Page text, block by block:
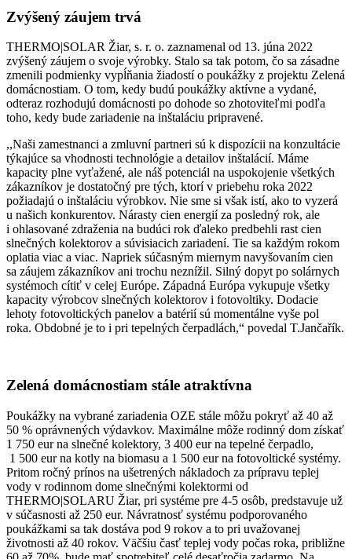
Zvýšený záujem trvá
THERMO|SOLAR Žiar, s. r. o. zaznamenal od 13. júna 2022
zvýšený záujem o svoje výrobky. Stalo sa tak potom, čo sa zásadne
zmenili podmienky vypĺňania žiadostí o poukážky z projektu Zelená
domácnostiam. O tom, kedy budú poukážky aktívne a vydané,
odteraz rozhodujú domácnosti po dohode so zhotoviteľmi podľa
toho, kedy bude zariadenie na inštaláciu pripravené.
,,Naši zamestnanci a zmluvní partneri sú k dispozícii na konzultácie
týkajúce sa vhodnosti technológie a detailov inštalácií. Máme
kapacity plne vyťažené, ale náš potenciál na uspokojenie všetkých
zákazníkov je dostatočný pre tých, ktorí v priebehu roka 2022
požiadajú o inštaláciu výrobkov. Nie sme si však istí, ako to vyzerá
u našich konkurentov. Nárasty cien energií za posledný rok, ale
i ohlasované zdraženia na budúci rok ďaleko predbehli rast cien
slnečných kolektorov a súvisiacich zariadení. Tie sa každým rokom
oplatia viac a viac. Napriek súčasným miernym navyšovaním cien
sa záujem zákazníkov ani trochu neznížil. Silný dopyt po solárnych
systémoch cítiť v celej Európe. Západná Európa vykupuje všetky
kapacity výrobcov slnečných kolektorov i fotovoltiky. Dodacie
lehoty fotovoltických panelov a batérií sú momentálne vyše pol
roka. Obdobné je to i pri tepelných čerpadlách,“ povedal T.Jančařík.
Zelená domácnostiam stále atraktívna
Poukážky na vybrané zariadenia OZE stále môžu pokryť až 40 až
50 % oprávnených výdavkov. Maximálne môže rodinný dom získať
1 750 eur na slnečné kolektory, 3 400 eur na tepelné čerpadlo,
1 500 eur na kotly na biomasu a 1 500 eur na fotovoltické systémy.
Pritom ročný prínos na ušetrených nákladoch za prípravu teplej
vody v rodinnom dome slnečnými kolektormi od
THERMO|SOLARU Žiar, pri systéme pre 4-5 osôb, predstavuje už
v súčasnosti až 250 eur. Návratnosť systému podporovaného
poukážkami sa tak dostáva pod 9 rokov a to pri uvažovanej
životnosti až 40 rokov. Väčšiu časť teplej vody počas roka, približne